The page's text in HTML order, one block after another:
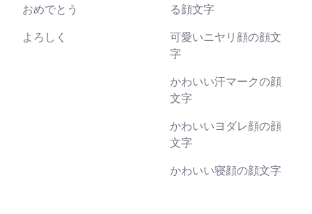
おめでとう
よろしく
る顔文字
可愛いニヤリ顔の顔文
字
かわいい汗マークの顔
文字
かわいいヨダレ顔の顔
文字
かわいい寝顔の顔文字